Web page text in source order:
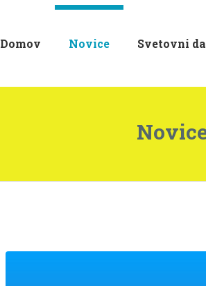
Domov Novice Svetovni